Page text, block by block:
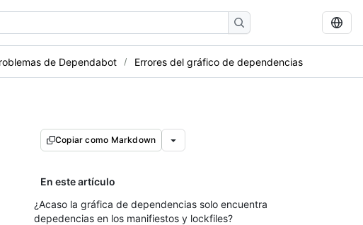
de Dependabot Errores del gráfico de dependencias
Copiar como Markdown
En este artículo
¿Acaso la gráfica de dependencias solo encuentra
depedencias en los manifiestos y lockfiles?